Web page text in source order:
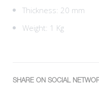
Thickness: 20 mm
Weight: 1 Kg
SHARE ON SOCIAL